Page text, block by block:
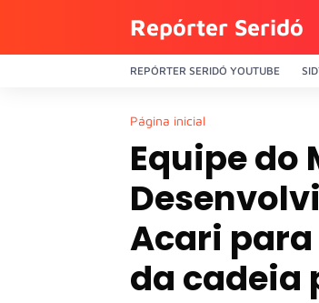
Repórter Seridó
REPÓRTER SERIDÓ YOUTUBE
Página inicial
Equipe do
Acari
da cadeia